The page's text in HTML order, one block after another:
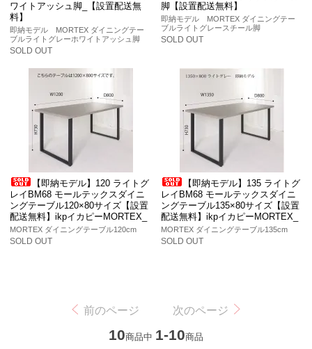
ワイトアッシュ脚_【設置配送無
料】
即納モデル MORTEX ダイニングテー
ブルライトグレーホワイトアッシュ脚
SOLD OUT
脚【設置配送無料】
即納モデル MORTEX ダイニングテー
ブルライトグレースチール脚
SOLD OUT
【即納モデル】120 ライトグ
レイBM68 モールテックスダイニ
ングテーブル120×80サイズ【設置
配送無料】ikpイカピーMORTEX_
MORTEX ダイニングテーブル120cm
SOLD OUT
【即納モデル】135 ライトグ
レイBM68 モールテックスダイニ
ングテーブル135×80サイズ【設置
配送無料】ikpイカピーMORTEX_
MORTEX ダイニングテーブル135cm
SOLD OUT
前のページ 次のページ
10商品中 1-10商品